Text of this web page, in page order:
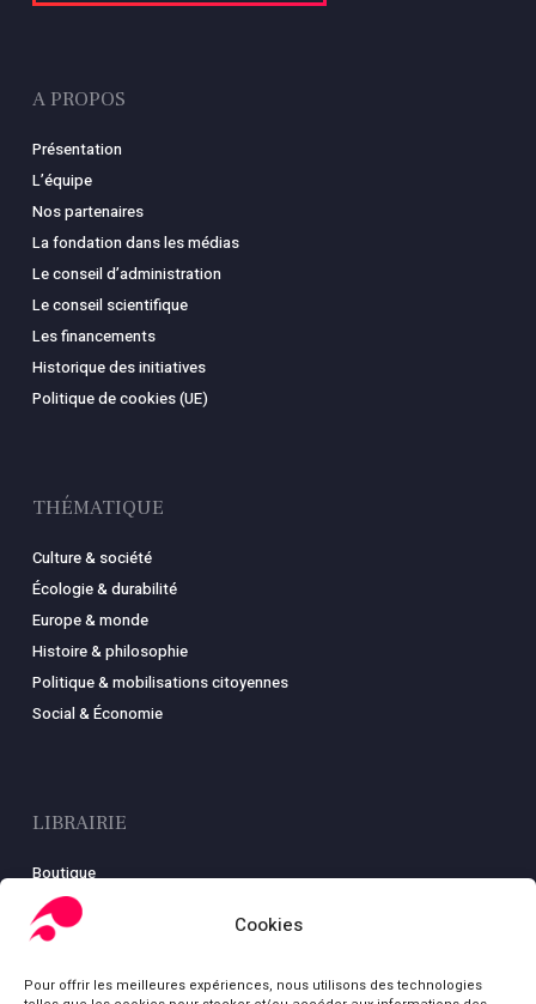
Cookies
Pour offrir les meilleures expériences, nous utilisons des technologies
A PROPOS
Présentation
L’équipe
Nos partenaires
La fondation dans les médias
Le conseil d’administration
Le conseil scientifique
Les financements
Historique des initiatives
Politique de cookies (UE)
THÉMATIQUE
Culture & société
Écologie & durabilité
Europe & monde
Histoire & philosophie
Politique & mobilisations citoyennes
Social & Économie
LIBRAIRIE
Boutique
Carte
Mon compte
Mentions légales